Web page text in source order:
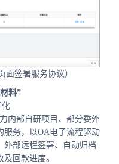
面签署服务协议）
料”
化
内部自研项目、部分委外
服务，以OA电子流程驱动
外部远程签署、自动归档
回款进度。